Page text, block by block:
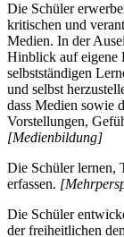
Die Schüler
kritischen und
Medien. In der
Hinblick auf eigene
selbstständigen
und selbst
dass Medien sowie
Vorstellungen,
[Medienbildung]
Die Schüler lernen,
erfassen.
Die Schüler
der freiheitlichen